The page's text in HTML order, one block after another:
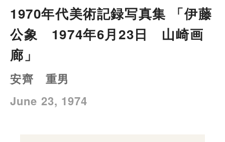
1970年代美術記録写真集 「伊藤
公象 1974年6月23日 山崎画
廊」
安齊 重男
June 23, 1974